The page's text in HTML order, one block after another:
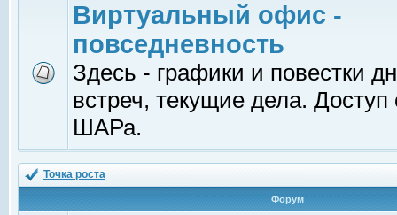
Виртуальный офис -
повседневность
Здесь - графики и повестки
встреч, текущие дела.
ШАРа.
Точка роста
Форум